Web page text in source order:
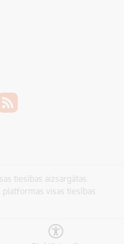
tiesības aizsargātas.
platformas visas tiesības